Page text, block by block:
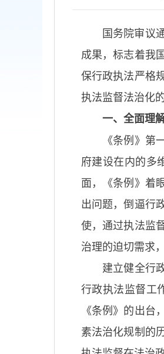
国务院审议通
成果，标志着我
保行政执法严格
执法监督法治化
一、全面理
《条例》
府建设在内的多
面，《条例》着
出问题，倒逼行
使，通过执法监
治理的迫切需求
建立健全行
行政执法监督工
《条例》的出
素法治化规制的